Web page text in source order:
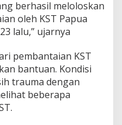
berhasil meloloskan
oleh KST Papua
lalu,” ujarnya
pembantaian KST
bantuan. Kondisi
trauma dengan
beberapa